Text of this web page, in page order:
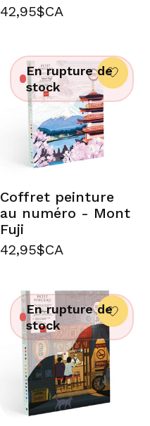
42,95$CA
En rupture de
stock
Coffret peinture
au numéro - Mont
Fuji
42,95$CA
En rupture de
stock